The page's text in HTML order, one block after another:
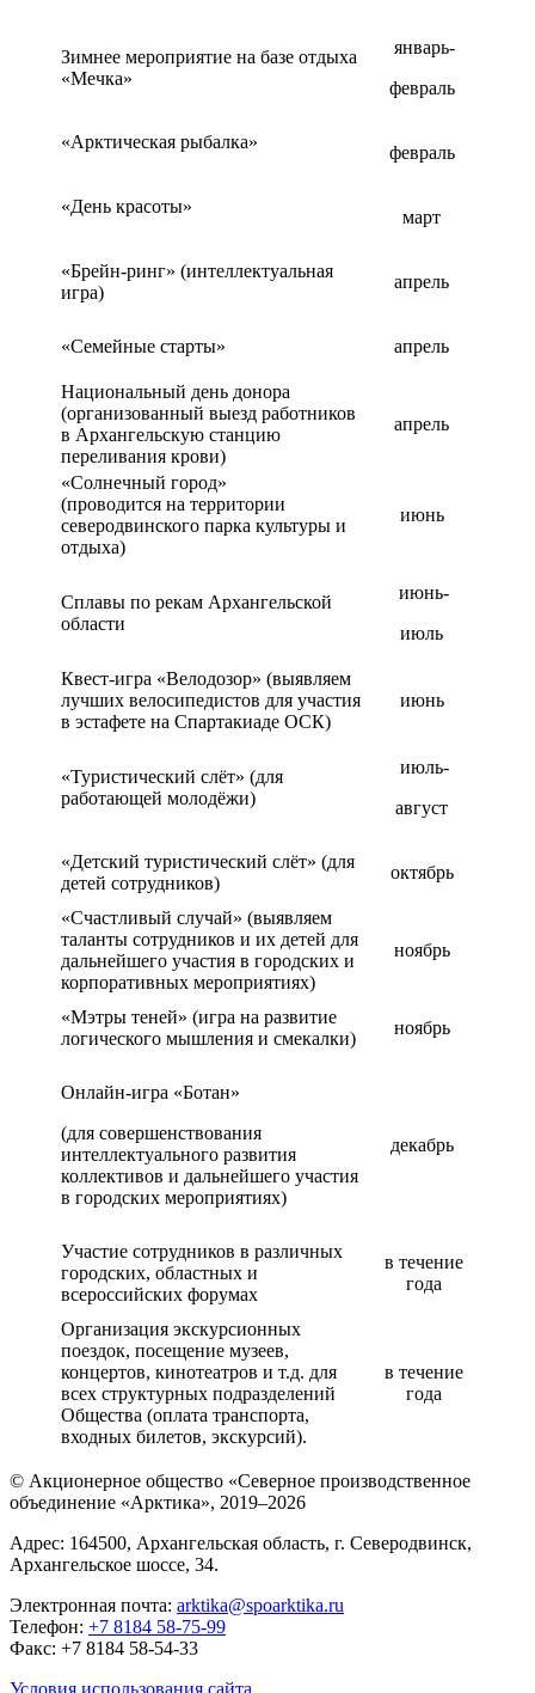
Зимнее мероприятие на базе отдыха
«Мечка»
январь-
февраль
«Арктическая рыбалка»
февраль
«День красоты»
март
«Брейн-ринг» (интеллектуальная
игра)
апрель
«Семейные старты» апрель
Национальный день донора
(организованный выезд работников
в Архангельскую станцию
переливания крови)
апрель
«Солнечный город»
(проводится на территории
северодвинского парка культуры и
отдыха)
июнь
Сплавы по рекам Архангельской
области
июнь-
июль
Квест-игра «Велодозор» (выявляем
лучших велосипедистов для участия
в эстафете на Спартакиаде ОСК)
июнь
«Туристический слёт» (для
работающей молодёжи)
июль-
август
«Детский туристический слёт» (для
детей сотрудников)
октябрь
«Счастливый случай» (выявляем
таланты сотрудников и их детей для
дальнейшего участия в городских и
корпоративных мероприятиях)
ноябрь
«Мэтры теней» (игра на развитие
логического мышления и смекалки)
ноябрь
Онлайн-игра «Ботан»
(для совершенствования
интеллектуального развития
коллективов и дальнейшего участия
в городских мероприятиях)
декабрь
Участие сотрудников в различных
городских, областных и
всероссийских форумах
в течение
года
Организация экскурсионных
поездок, посещение музеев,
концертов, кинотеатров и т.д. для
всех структурных подразделений
Общества (оплата транспорта,
входных билетов, экскурсий).
в течение
года
© Акционерное общество «Северное производственное
объединение «Арктика», 2019–2026
Адрес: 164500, Архангельская область, г. Северодвинск,
Архангельское шоссе, 34.
Электронная почта: arktika@spoarktika.ru
Телефон: +7 8184 58-75-99
Факс: +7 8184 58-54-33
Условия использования сайта